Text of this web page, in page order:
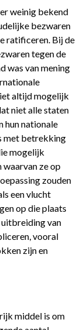
weinig bekend
bezwaren
ratificeren. Bij de
tegen de
was van mening
altijd mogelijk
niet alle staten
hun nationale
met betrekking
mogelijk
ze op
zouden
een vlucht
op die plaats
uitbreiding van
vooral
zijn en
middel is om